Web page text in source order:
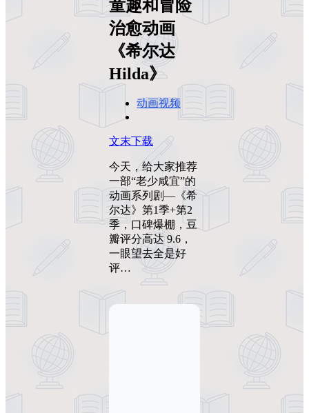
尔达Hilda》
童趣和冒险
治愈动画
《希尔达
Hilda》
动画视频
文末下载
今天，给大家推荐
一部“老少咸宜”的
动画系列剧—《希
尔达》第1季+第2
季，口碑爆棚，豆
瓣评分高达 9.6，
一眼望去全是好
评…